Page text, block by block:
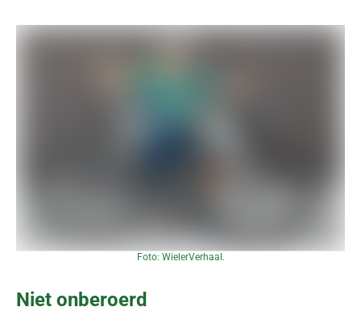
Foto: WielerVerhaal.
Niet onberoerd